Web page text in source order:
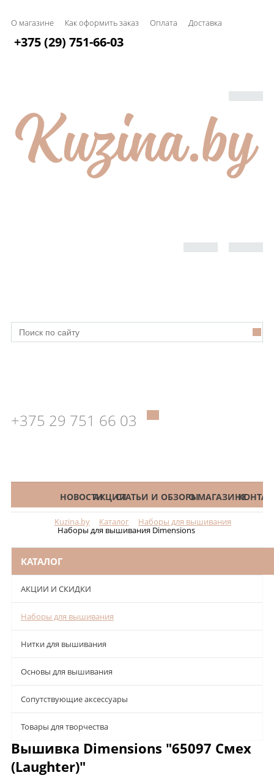
О магазине Как оформить заказ Оплата Доставка
+375 (29) 751-66-03
+375 29 751 66 03
КАТАЛОГНОВОСТИАКЦИИСТАТЬИ И ОБЗОРЫО МАГАЗИНЕ
Kuzina.by Каталог Наборы для вышивания
Наборы для вышивания Dimensions
КАТАЛОГ
АКЦИИ И СКИДКИ
Наборы для вышивания
Нитки для вышивания
Основы для вышивания
Сопутствующие аксессуары
Товары для творчества
Вышивка Dimensions "65097 Смех
(Laughter)"